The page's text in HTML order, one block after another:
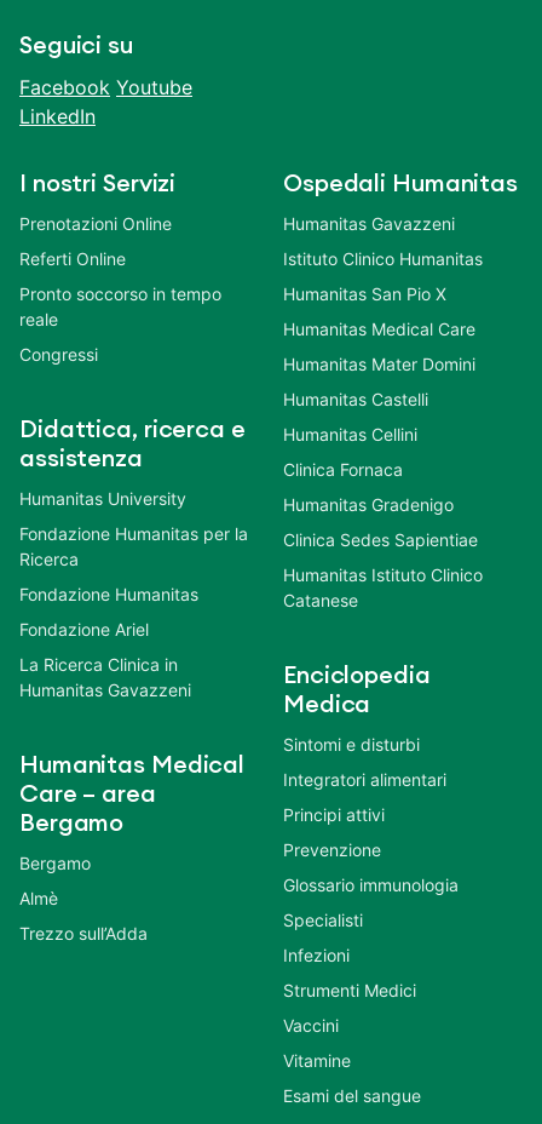
Seguici su
Facebook Youtube
LinkedIn
I nostri Servizi
Prenotazioni Online
Referti Online
Pronto soccorso in tempo
reale
Congressi
Didattica, ricerca e
assistenza
Humanitas University
Fondazione Humanitas per la
Ricerca
Fondazione Humanitas
Fondazione Ariel
La Ricerca Clinica in
Humanitas Gavazzeni
Humanitas Medical
Care – area
Bergamo
Bergamo
Almè
Trezzo sull’Adda
Ospedali Humanitas
Humanitas Gavazzeni
Istituto Clinico Humanitas
Humanitas San Pio X
Humanitas Medical Care
Humanitas Mater Domini
Humanitas Castelli
Humanitas Cellini
Clinica Fornaca
Humanitas Gradenigo
Clinica Sedes Sapientiae
Humanitas Istituto Clinico
Catanese
Enciclopedia
Medica
Sintomi e disturbi
Integratori alimentari
Principi attivi
Prevenzione
Glossario immunologia
Specialisti
Infezioni
Strumenti Medici
Vaccini
Vitamine
Esami del sangue